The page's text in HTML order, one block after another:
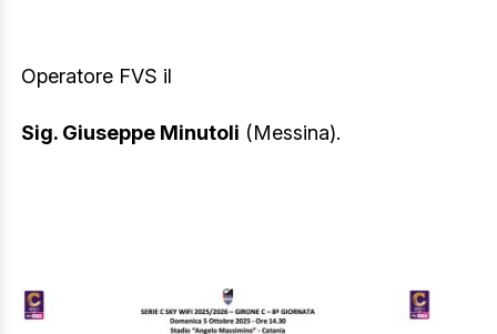
Operatore FVS il
Sig. Giuseppe Minutoli (Messina).